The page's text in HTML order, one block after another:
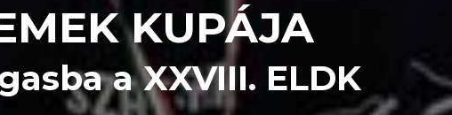
KUPÁJA
a XXVIII. ELDK